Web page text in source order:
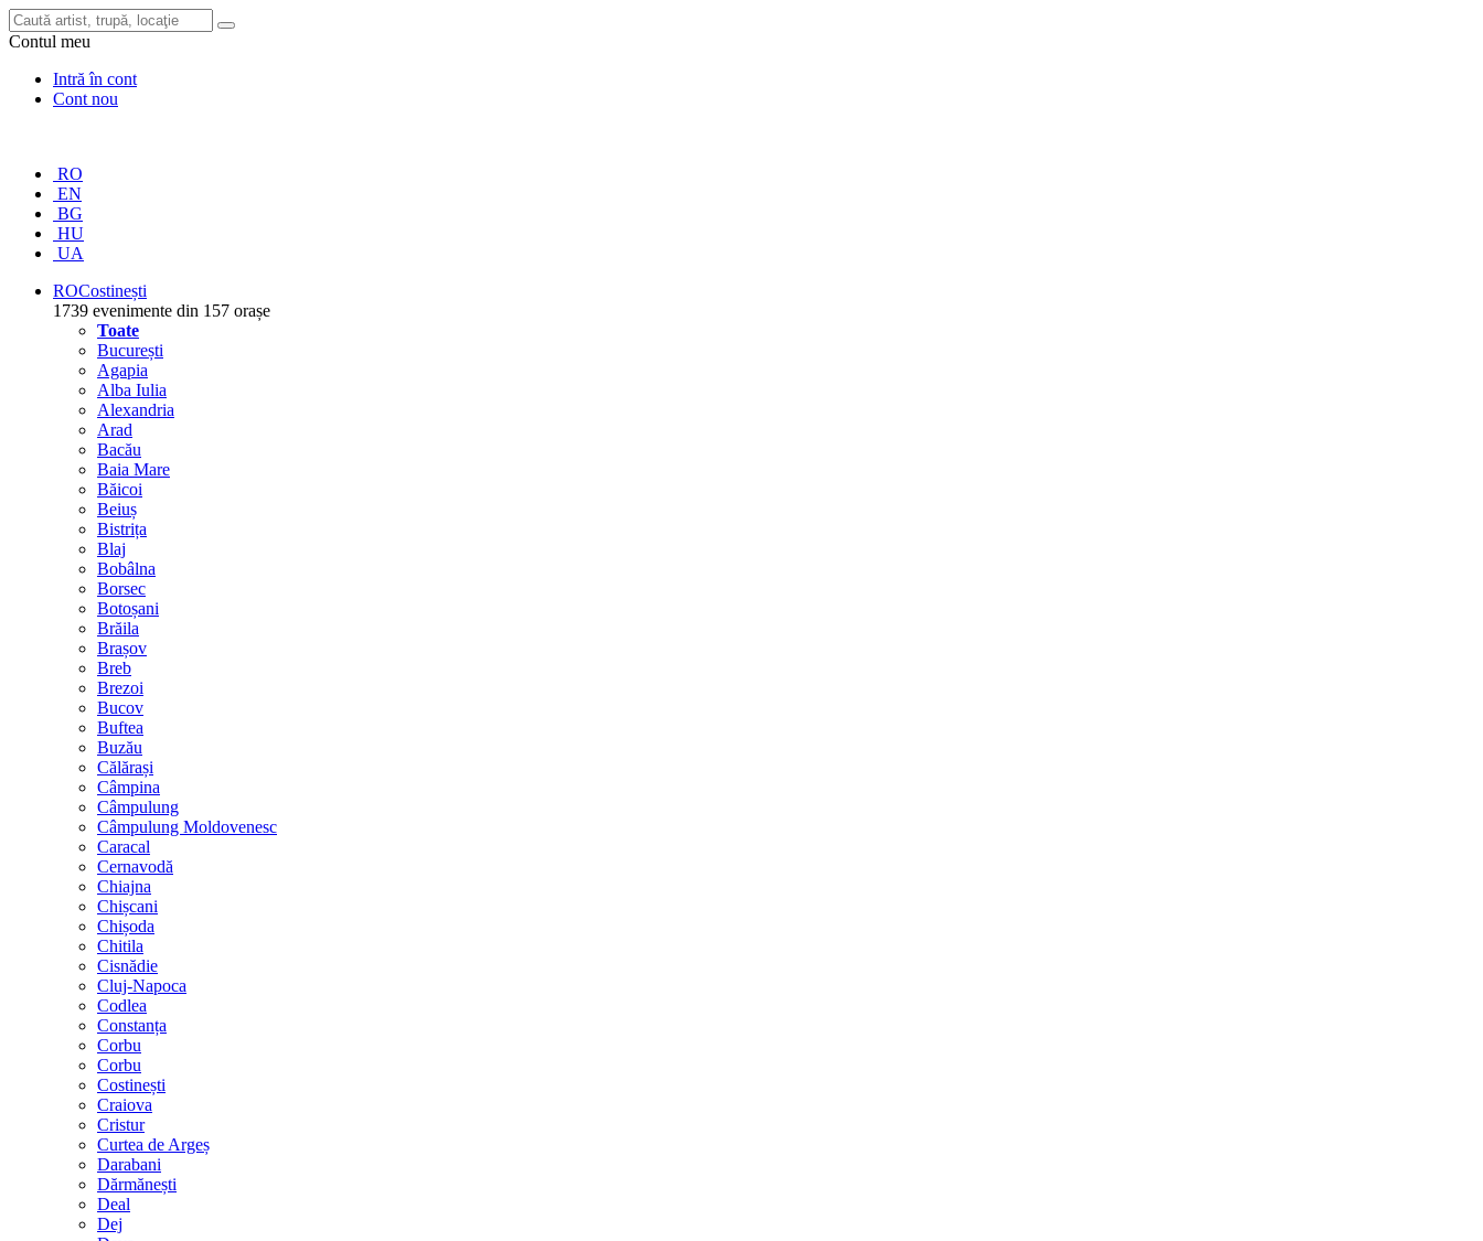
Contul meu
Intră în cont
Cont nou
RO
EN
BG
HU
UA
ROCostinești
1739 evenimente din 157 orașe
Toate
București
Agapia
Alba Iulia
Alexandria
Arad
Bacău
Baia Mare
Băicoi
Beiuș
Bistrița
Blaj
Bobâlna
Borsec
Botoșani
Brăila
Brașov
Breb
Brezoi
Bucov
Buftea
Buzău
Călărași
Câmpina
Câmpulung
Câmpulung Moldovenesc
Caracal
Cernavodă
Chiajna
Chișcani
Chișoda
Chitila
Cisnădie
Cluj-Napoca
Codlea
Constanța
Corbu
Corbu
Costinești
Craiova
Cristur
Curtea de Argeș
Darabani
Dărmănești
Deal
Dej